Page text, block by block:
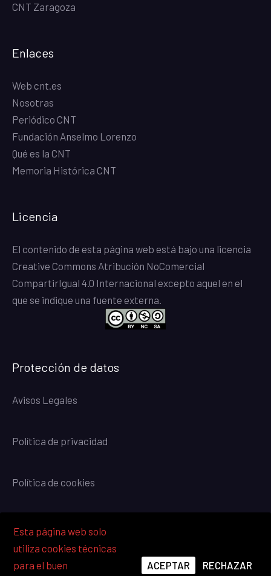
CNT Zaragoza
Enlaces
Web cnt.es
Nosotras
Periódico CNT
Fundación Anselmo Lorenzo
Qué es la CNT
Memoria Histórica CNT
Licencia
El contenido de esta página web está bajo una licencia
Creative Commons Atribución NoComercial
CompartirIgual 4.0 Internacional excepto aquel en el
que se indique una fuente externa.
Protección de datos
Avisos Legales
Política de privacidad
Política de cookies
Esta página web solo
utiliza cookies técnicas
para el buen
ACEPTAR RECHAZAR